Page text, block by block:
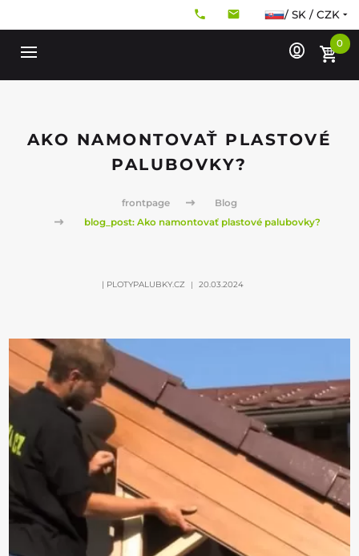
/ SK / CZK
0
AKO NAMONTOVAŤ PLASTOVÉ
PALUBOVKY?
frontpage
Blog
blog_post: Ako namontovať plastové palubovky?
| PLOTYPALUBKY.CZ 20.03.2024